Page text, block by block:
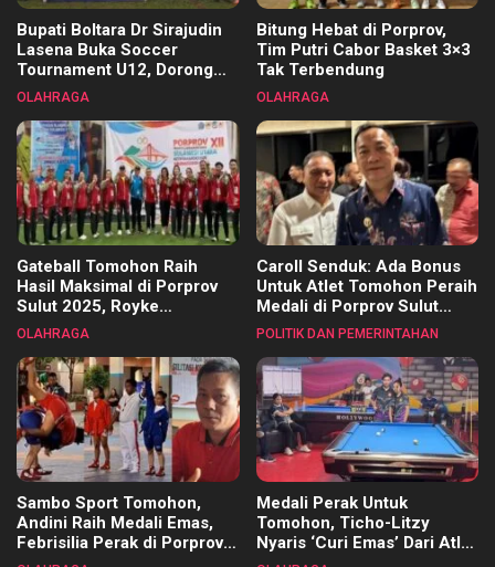
Bupati Boltara Dr Sirajudin
Lasena Buka Soccer
Tournament U12, Dorong
Pembinaan Merata di Setiap
OLAHRAGA
Bitung Hebat di Porprov,
Tim Putri Cabor Basket 3×3
Tak Terbendung
OLAHRAGA
Gateball Tomohon Raih
Hasil Maksimal di Porprov
Sulut 2025, Royke
Tangkawarouw Ucapkan
OLAHRAGA
Caroll Senduk: Ada Bonus
Untuk Atlet Tomohon Peraih
Medali di Porprov Sulut
2025
POLITIK DAN PEMERINTAHAN
Sambo Sport Tomohon,
Andini Raih Medali Emas,
Febrisilia Perak di Porprov
Sulut 2025
Medali Perak Untuk
Tomohon, Ticho-Litzy
Nyaris ‘Curi Emas’ Dari Atlet
Biliar PON di Porprov Sulut